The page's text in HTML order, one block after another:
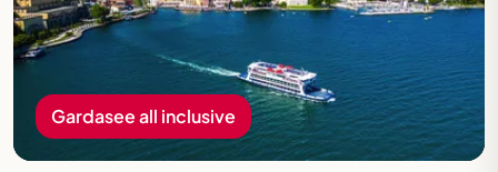
Gardasee all inclusive